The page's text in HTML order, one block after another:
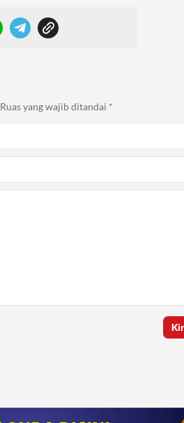
Ruas yang wajib ditandai *